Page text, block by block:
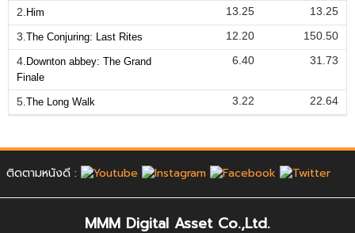
2. Him 13.25
13.25
3. The Conjuring: Last Rites 12.20
150.50
4. Downton abbey: The Grand
Finale
6.40 31.73
5. The Long Walk 3.22 22.64
ติดตามหนังดี :
MMM Digital Asset Co.,Ltd.